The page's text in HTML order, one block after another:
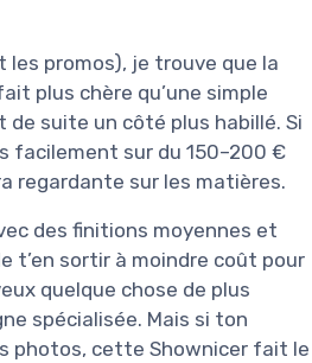
promos), je trouve que la
plus chère qu’une simple
suite un côté plus habillé. Si
facilement sur du 150–200 €
regardante sur les matières.
des finitions moyennes et
t’en sortir à moindre coût pour
quelque chose de plus
spécialisée. Mais si ton
photos, cette Shownicer fait le